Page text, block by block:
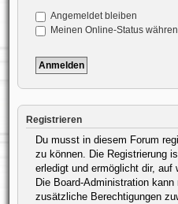
Angemeldet bleiben
Meinen Online-Status
Registrieren
Du musst in diesem Forum
zu können. Die Registrierung
erledigt und ermöglicht dir, auf
Die Board-Administration
zusätzliche Berechtigungen